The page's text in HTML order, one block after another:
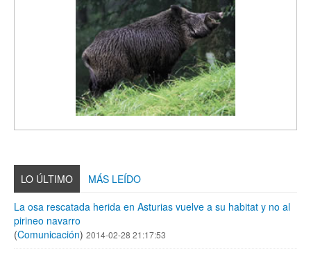
LO ÚLTIMO
MÁS LEÍDO
La osa rescatada herida en Asturias vuelve a su habitat y no al
pirineo navarro
(Comunicación) 2014-02-28 21:17:53